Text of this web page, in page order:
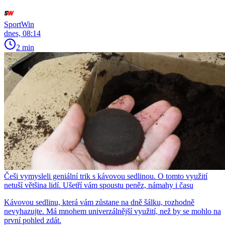
SportWin
dnes, 08:14
2 min
Češi vymysleli geniální trik s kávovou sedlinou. O tomto využití
netuší většina lidí. Ušetří vám spoustu peněz, námahy i času
Kávovou sedlinu, která vám zůstane na dně šálku, rozhodně
nevyhazujte. Má mnohem univerzálnější využití, než by se mohlo na
první pohled zdát.